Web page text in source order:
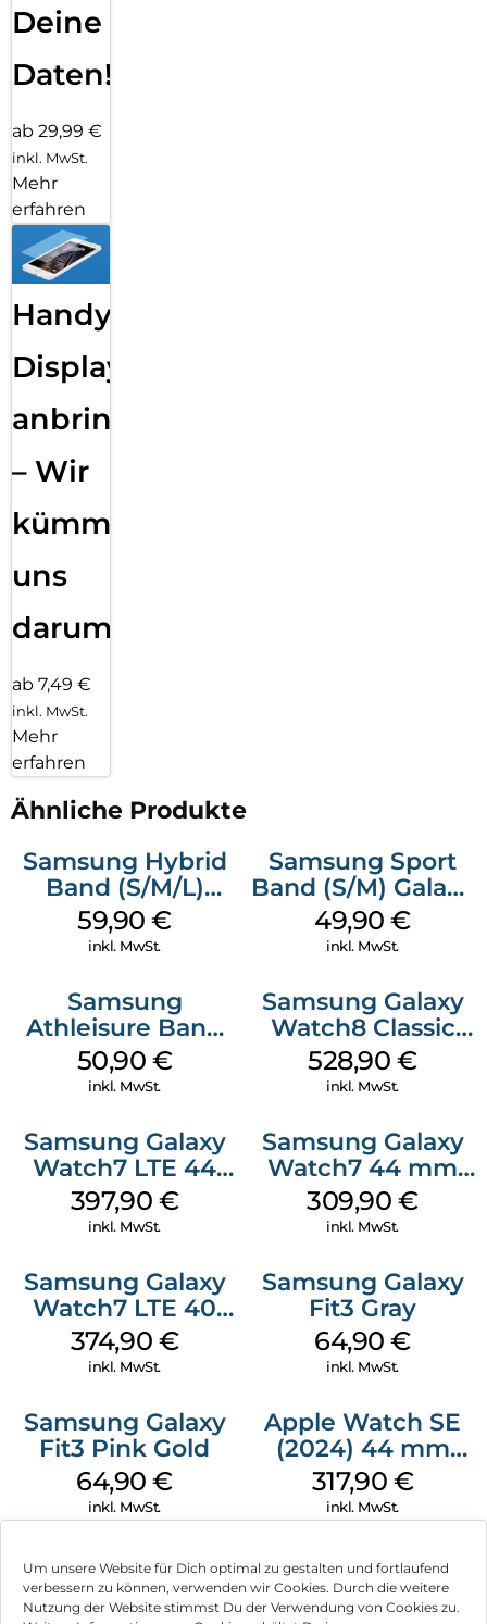
Um unsere Website für Dich optimal zu gestalten und fortlaufend
verbessern zu können, verwenden wir Cookies. Durch die weitere
Nutzung der Website stimmst Du der Verwendung von Cookies zu.
Deine
Daten!
ab 29,99 €
inkl. MwSt.
Mehr
erfahren
Handy
Displayfolie
anbringen
– Wir
kümmern
uns
darum!
ab 7,49 €
inkl. MwSt.
Mehr
erfahren
Ähnliche Produkte
Samsung Hybrid
Band (S/M/L)
Galaxy
Watch8/Watch8
59,90€
inkl. MwSt.
Samsung Sport
Band (S/M) Galaxy
Watch8/Watch8
Classic White
49,90€
inkl. MwSt.
Samsung
Athleisure Band
(M/L) Galaxy
Watch8/Watch8
50,90 €
inkl. MwSt.
Samsung Galaxy
Watch8 Classic
Black
528,90€
inkl. MwSt.
Samsung Galaxy
Watch7 LTE 44
mm Green
397,90 €
inkl. MwSt.
Samsung Galaxy
Watch7 44 mm
Green
309,90€
inkl. MwSt.
Samsung Galaxy
Watch7 LTE 40
mm Cream
374,90 €
inkl. MwSt.
Samsung Galaxy
Fit3 Gray
64,90€
inkl. MwSt.
Samsung Galaxy
Fit3 Pink Gold
64,90€
inkl. MwSt.
Apple Watch SE
(2024) 44 mm
GPS + Cellular
(Sportarmband
Mitternacht M/L)
317,90 €
inkl. MwSt.